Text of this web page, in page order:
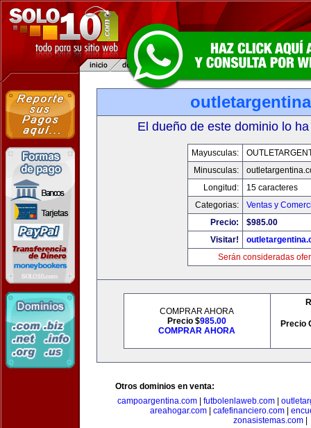
El dueño de este dominio lo
Mayusculas:
Minusculas:
Longitud:
15 caracteres
Categorias:
Ventas y
Precio:
$985.00
Visitar!
Serán consideradas
COMPRAR AHORA
Precio $985.00
COMPRAR AHORA
Precio
Otros dominios en venta:
campoargentina.com| futbolenlaweb.com|
areahogar.com| cafefinanciero.com|
zonasistemas.com|